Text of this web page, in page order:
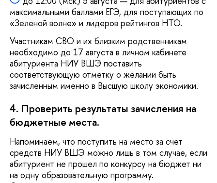
максимальными баллами ЕГЭ, для поступающих по
«Зеленой волне» и лидеров рейтингов НТО.
Участникам СВО и их близким родственникам
необходимо до 17 августа в личном кабинете
абитуриента НИУ ВШЭ поставить
соответствующую отметку о желании быть
зачисленным именно в Высшую школу экономики.
4. Проверить результаты зачисления на
бюджетные места.
Напоминаем, что поступить на место за счет
средств НИУ ВШЭ можно лишь в том случае, если
абитуриент не прошел по конкурсу на бюджет ни
на одну образовательную программу.